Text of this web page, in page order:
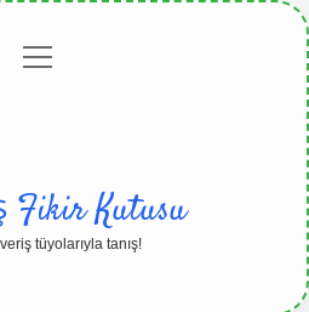
menüyü
Fikir Kutusu
tüyolarıyla tanış!